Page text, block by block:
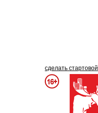
сделать стартовой